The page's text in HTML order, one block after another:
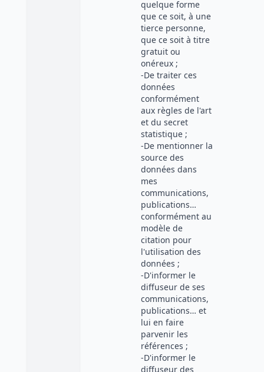
quelque forme
que ce soit, à une
tierce personne,
que ce soit à titre
gratuit ou
onéreux ;
-De traiter ces
données
conformément
aux règles de l'art
et du secret
statistique ;
-De mentionner la
source des
données dans
mes
communications,
publications…
conformément au
modèle de
citation pour
l'utilisation des
données ;
-D'informer le
diffuseur de ses
communications,
publications… et
lui en faire
parvenir les
références ;
-D'informer le
diffuseur des